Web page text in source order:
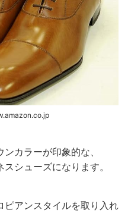
カラーが印象的な、
シューズになります。
ピアンスタイルを取り入れ